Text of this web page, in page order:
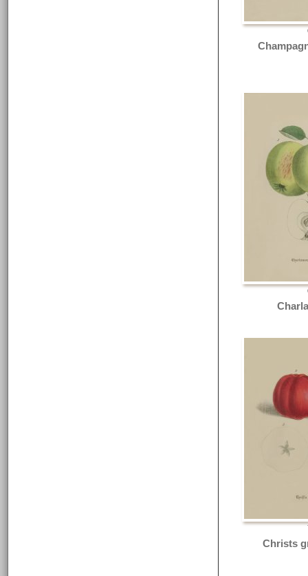
Christs